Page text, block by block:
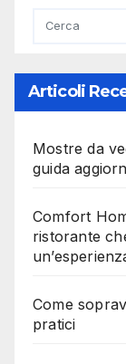
Articoli
Mostre da
guida
Comfort
ristorante
Come
pratici